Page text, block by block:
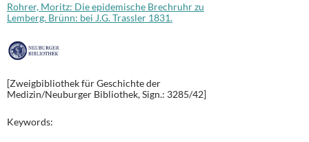
Rohrer, Moritz: Die epidemische Brechruhr zu
Lemberg. Brünn: bei J.G. Trassler 1831.
[Zweigbibliothek für Geschichte der
Medizin/Neuburger Bibliothek, Sign.: 3285/42]
Keywords: